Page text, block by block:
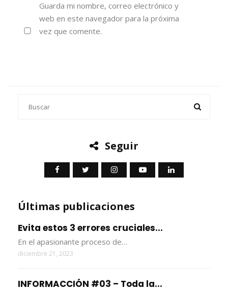
Guarda mi nombre, correo electrónico y
web en este navegador para la próxima
vez que comente.
Seguir
Últimas publicaciones
Evita estos 3 errores cruciales...
En el apasionante proceso de…
diciembre 21, 2023
INFORMACCIÓN #03 – Toda la...